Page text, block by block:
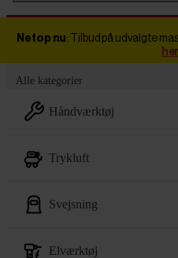
Netop nu: Tilbud på udvalgte
her
Alle kategorier
håndværktøj
trykluft
svejsning
elværktøj